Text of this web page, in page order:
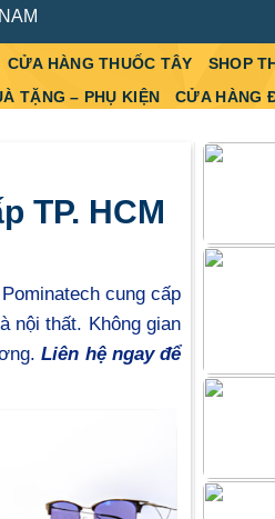
CỬA HÀNG THUỐC TÂY SHOP
TẶNG – PHỤ KIỆN
CỬA HÀNG
TP. HCM
cung cấp
nội thất. Không gian
Liên hệ ngay để